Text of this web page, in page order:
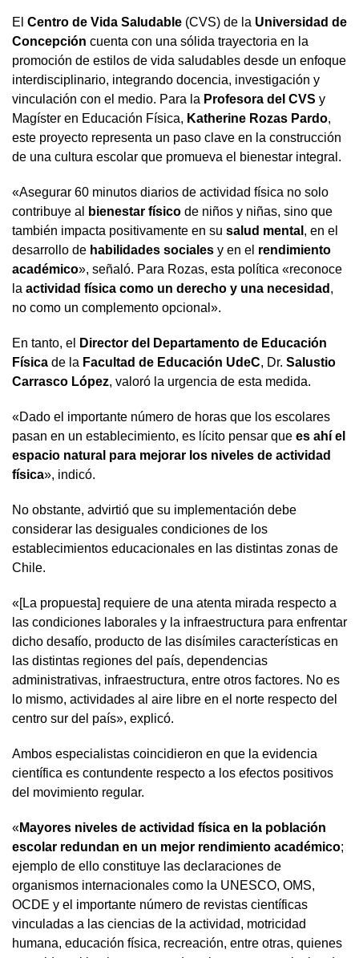
El Centro de Vida Saludable (CVS) de la Universidad de
Concepción cuenta con una sólida trayectoria en la
promoción de estilos de vida saludables desde un enfoque
interdisciplinario, integrando docencia, investigación y
vinculación con el medio. Para la Profesora del CVS y
Magíster en Educación Física, Katherine Rozas Pardo,
este proyecto representa un paso clave en la construcción
de una cultura escolar que promueva el bienestar integral.
«Asegurar 60 minutos diarios de actividad física no solo
contribuye al
bienestar físico de niños y niñas, sino que
también impacta positivamente en su salud mental , en el
desarrollo de habilidades sociales y en el rendimiento
académico», señaló. Para Rozas, esta política «reconoce
la actividad física como un derecho y una necesidad ,
no como un complemento opcional».
En tanto, el
Director del Departamento de Educación
Física de la Facultad de Educación UdeC, Dr. Salustio
Carrasco López, valoró la urgencia de esta medida.
«Dado el importante número de horas que los escolares
pasan en un establecimiento, es lícito pensar que es ahí el
espacio natural para mejorar los niveles de actividad
física», indicó.
No obstante, advirtió que su implementación debe
considerar las desiguales condiciones de los
establecimientos educacionales en las distintas zonas de
Chile.
«[La propuesta] requiere de una atenta mirada respecto a
las condiciones laborales y la infraestructura para enfrentar
dicho desafío, producto de las disímiles características en
las distintas regiones del país, dependencias
administrativas, infraestructura, entre otros factores. No es
lo mismo, actividades al aire libre en el norte respecto del
centro sur del país», explicó.
Ambos especialistas coincidieron en que la evidencia
científica es contundente respecto a los efectos positivos
del movimiento regular.
«Mayores niveles de actividad física en la población
escolar redundan en un mejor rendimiento académico;
ejemplo de ello constituye las declaraciones de
organismos internacionales como la UNESCO, OMS,
OCDE y el importante número de revistas científicas
vinculadas a las ciencias de la actividad, motricidad
humana, educación física, recreación, entre otras, quienes